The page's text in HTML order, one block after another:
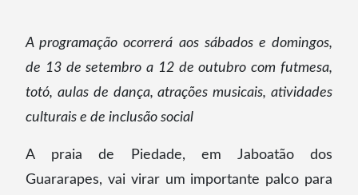
A programação ocorrerá aos sábados e domingos,
de 13 de setembro a 12 de outubro com futmesa,
totó, aulas de dança, atrações musicais, atividades
culturais e de inclusão social
A praia de Piedade, em Jaboatão dos
Guararapes, vai virar um importante palco para